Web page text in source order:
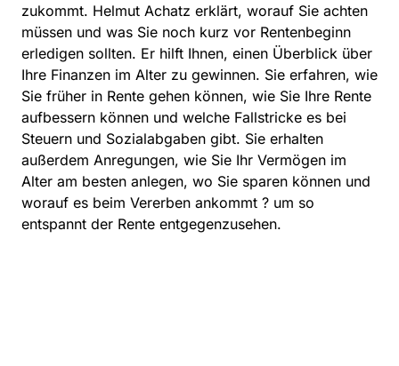
zukommt. Helmut Achatz erklärt, worauf Sie achten
müssen und was Sie noch kurz vor Rentenbeginn
erledigen sollten. Er hilft Ihnen, einen Überblick über
Ihre Finanzen im Alter zu gewinnen. Sie erfahren, wie
Sie früher in Rente gehen können, wie Sie Ihre Rente
aufbessern können und welche Fallstricke es bei
Steuern und Sozialabgaben gibt. Sie erhalten
außerdem Anregungen, wie Sie Ihr Vermögen im
Alter am besten anlegen, wo Sie sparen können und
worauf es beim Vererben ankommt ? um so
entspannt der Rente entgegenzusehen.